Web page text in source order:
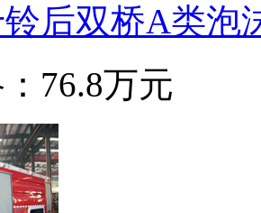
后双桥A类泡
76.8万元